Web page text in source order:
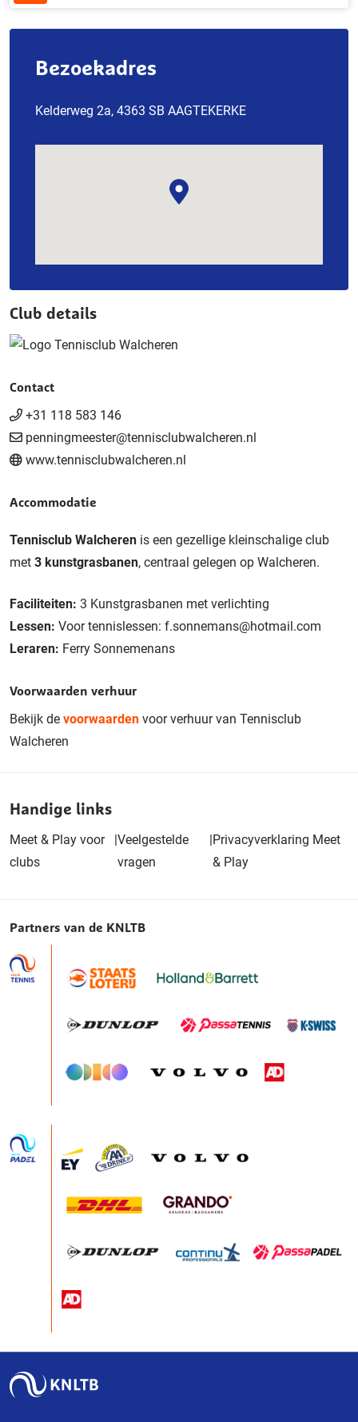
Bezoekadres
Kelderweg 2a, 4363 SB AAGTEKERKE
Club details
Contact
+31 118 583 146
penningmeester@tennisclubwalcheren.nl
www.tennisclubwalcheren.nl
Accommodatie
Tennisclub Walcheren is een gezellige kleinschalige club
met 3 kunstgrasbanen, centraal gelegen op Walcheren.
Faciliteiten: 3 Kunstgrasbanen met verlichting
Lessen: Voor tennislessen: f.sonnemans@hotmail.com
Leraren: Ferry Sonnemenans
Voorwaarden verhuur
Bekijk de voorwaarden voor verhuur van Tennisclub
Walcheren
Handige links
Meet & Play voor
clubs
|Veelgestelde
vragen
|Privacyverklaring Meet
& Play
Partners van de KNLTB